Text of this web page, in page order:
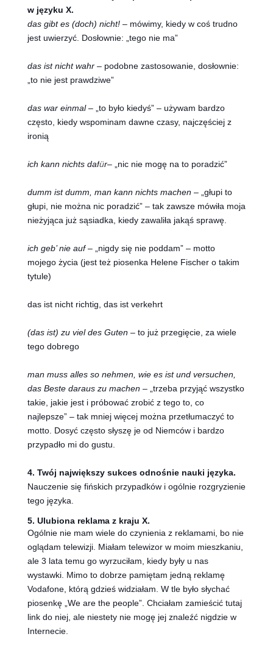
w języku X.
das gibt es (doch) nicht!– mówimy, kiedy w coś trudno
jest uwierzyć. Dosłownie: „tego nie ma”
das ist nicht wahr– podobne zastosowanie, dosłownie:
„to nie jest prawdziwe”
das war einmal– „to było kiedyś” – używam bardzo
często, kiedy wspominam dawne czasy, najczęściej z
ironią
ich kann nichts dafür– „nic nie mogę na to poradzić”
dumm ist dumm, man kann nichts machen – „głupi to
głupi, nie można nic poradzić” – tak zawsze mówiła moja
nieżyjąca już sąsiadka, kiedy zawaliła jakąś sprawę.
ich geb’ nie auf– „nigdy się nie poddam” – motto
mojego życia (jest też piosenka Helene Fischer o takim
tytule)
das ist nicht richtig, das ist verkehrt
(das ist) zu viel des Guten – to już przegięcie, za wiele
tego dobrego
man muss alles so nehmen, wie es ist und versuchen,
das Beste daraus zu machen – „trzeba przyjąć wszystko
takie, jakie jest i próbować zrobić z tego to, co
najlepsze” – tak mniej więcej można przetłumaczyć to
motto. Dosyć często słyszę je od Niemców i bardzo
przypadło mi do gustu.
4. Twój największy sukces odnośnie nauki języka.
Nauczenie się fińskich przypadków i ogólnie rozgryzienie
tego języka.
5. Ulubiona reklama z kraju X.
Ogólnie nie mam wiele do czynienia z reklamami, bo nie
oglądam telewizji. Miałam telewizor w moim mieszkaniu,
ale 3 lata temu go wyrzuciłam, kiedy były u nas
wystawki. Mimo to dobrze pamiętam jedną reklamę
Vodafone, którą gdzieś widziałam. W tle było słychać
piosenkę „We are the people”. Chciałam zamieścić tutaj
link do niej, ale niestety nie mogę jej znaleźć nigdzie w
Internecie.